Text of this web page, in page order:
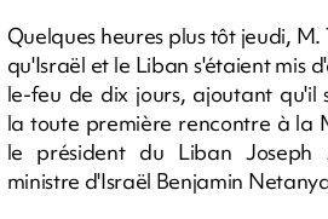
Quelques heures plus tôt jeudi,
qu'Israël et le Liban s'étaient mis
le-feu de dix jours, ajoutant qu'il
la toute première rencontre à la
le président du Liban Joseph
ministre d'Israël Benjamin